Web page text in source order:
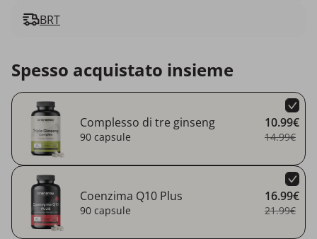
BRT
Spesso acquistato insieme
Complesso di tre ginseng
90 capsule
10.99€
14.99€
Coenzima Q10 Plus
90 capsule
16.99€
21.99€